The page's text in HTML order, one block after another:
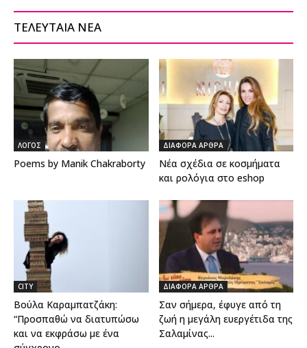
ΤΕΛΕΥΤΑΙΑ ΝΕΑ
ΛΟΓΟΣ
Poems by Manik Chakraborty
ΔΙΑΦΟΡΑ ΑΡΘΡΑ
Νέα σχέδια σε κοσμήματα
και ρολόγια στο eshop
CITY
Βούλα Καραμπατζάκη:
“Προσπαθώ να διατυπώσω
και να εκφράσω με ένα
ΔΙΑΦΟΡΑ ΑΡΘΡΑ
Σαν σήμερα, έφυγε από τη
ζωή η μεγάλη ευεργέτιδα της
Σαλαμίνας...